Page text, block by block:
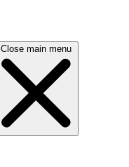
Close main menu